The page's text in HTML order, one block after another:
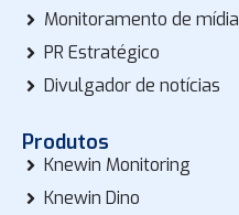
Monitoramento de mídia
PR Estratégico
Divulgador de notícias
Produtos
Knewin Monitoring
Knewin Dino